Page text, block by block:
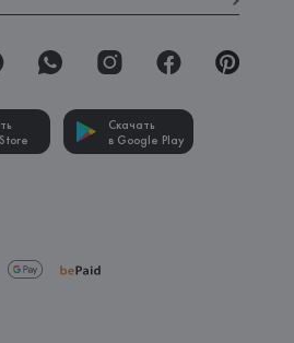
Скачать
в Google Play